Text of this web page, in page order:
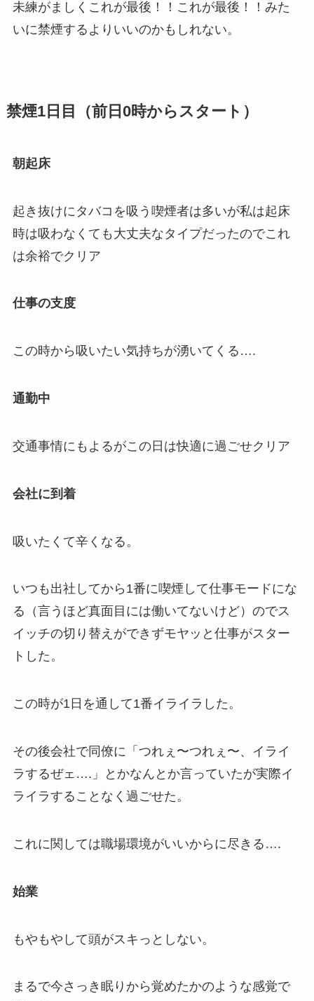
未練がましくこれが最後！！これが最後！！みた
いに禁煙するよりいいのかもしれない。
禁煙1日目（前日0時からスタート）
朝起床
起き抜けにタバコを吸う喫煙者は多いが私は起床
時は吸わなくても大丈夫なタイプだったのでこれ
は余裕でクリア
仕事の支度
この時から吸いたい気持ちが湧いてくる….
通勤中
交通事情にもよるがこの日は快適に過ごせクリア
会社に到着
吸いたくて辛くなる。
いつも出社してから1番に喫煙して仕事モードにな
る（言うほど真面目には働いてないけど）のでス
イッチの切り替えができずモヤッと仕事がスター
トした。
この時が1日を通して1番イライラした。
その後会社で同僚に「つれぇ〜つれぇ〜、イライ
ラするぜェ….」とかなんとか言っていたが実際イ
ライラすることなく過ごせた。
これに関しては職場環境がいいからに尽きる….
始業
もやもやして頭がスキっとしない。
まるで今さっき眠りから覚めたかのような感覚で